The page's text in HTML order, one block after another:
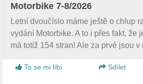
Motorbike 7-8/2026
Letní dvoučíslo máme ještě o chlup
vydání Motorbike. A to i přes fakt, že
má totiž 154 stran! Ale za prvé jsou
To se mi líbí
Sdílet